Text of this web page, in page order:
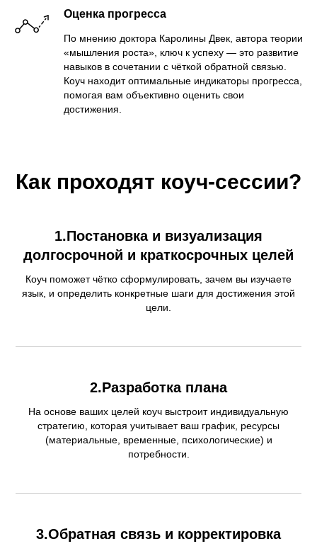
Оценка прогресса
По мнению доктора Каролины Двек, автора теории
«мышления роста», ключ к успеху — это развитие
навыков в сочетании с чёткой обратной связью.
Коуч находит оптимальные индикаторы прогресса,
помогая вам объективно оценить свои
достижения.
Как проходят коуч-сессии?
1.Постановка и визуализация
долгосрочной и краткосрочных целей
Коуч поможет чётко сформулировать, зачем вы изучаете
язык, и определить конкретные шаги для достижения этой
цели.
2.Разработка плана
На основе ваших целей коуч выстроит индивидуальную
стратегию, которая учитывает ваш график, ресурсы
(материальные, временные, психологические) и
потребности.
3.Обратная связь и корректировка